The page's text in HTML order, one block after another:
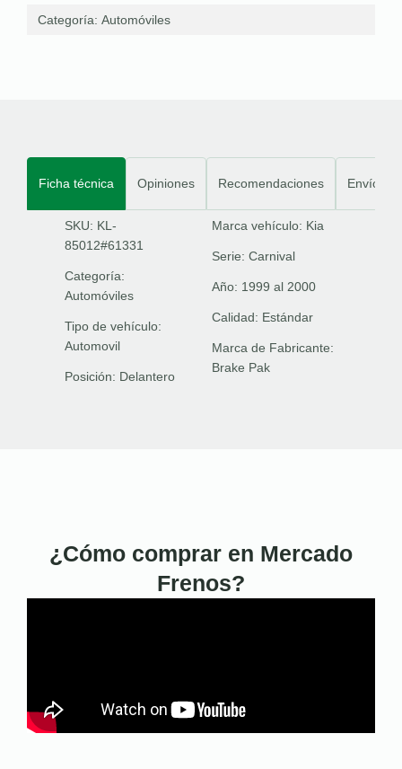
Categoría: Automóviles
Ficha técnica Opiniones Recomendaciones Envíos
SKU: KL-
85012#61331
Categoría:
Automóviles
Tipo de vehículo:
Automovil
Posición: Delantero
Marca vehículo: Kia
Serie: Carnival
Año: 1999 al 2000
Calidad: Estándar
Marca de Fabricante:
Brake Pak
¿Cómo comprar en Mercado
Frenos?